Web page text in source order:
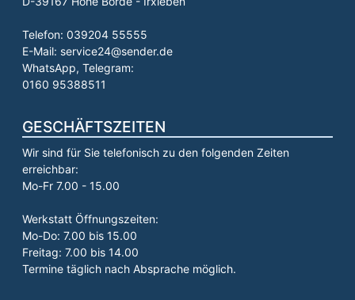
Telefon: 039204 55555
E-Mail: service24@sender.de
WhatsApp, Telegram:
0160 95388511
GESCHÄFTSZEITEN
Wir sind für Sie telefonisch zu den folgenden Zeiten
erreichbar:
Mo-Fr 7.00 - 15.00
Werkstatt Öffnungszeiten:
Mo-Do: 7.00 bis 15.00
Freitag: 7.00 bis 14.00
Termine täglich nach Absprache möglich.